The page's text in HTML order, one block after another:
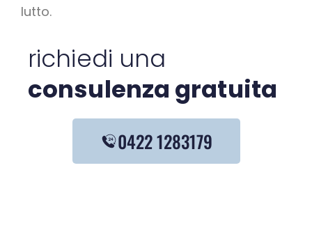
lutto.
richiedi una
consulenza gratuita
0422 1283179